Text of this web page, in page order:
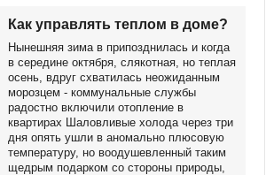
Как управлять теплом в доме?
Нынешняя зима в припозднилась и когда
в середине октября, слякотная, но теплая
осень, вдруг схватилась неожиданным
морозцем - коммунальные службы
радостно включили отопление в
квартирах Шаловливые холода через три
дня опять ушли в аномально плюсовую
температуру, но воодушевленный таким
щедрым подарком со стороны природы,